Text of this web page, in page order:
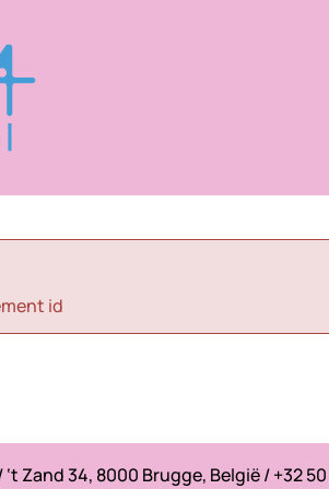
id
Zand 34, 8000 Brugge, België / +32 50